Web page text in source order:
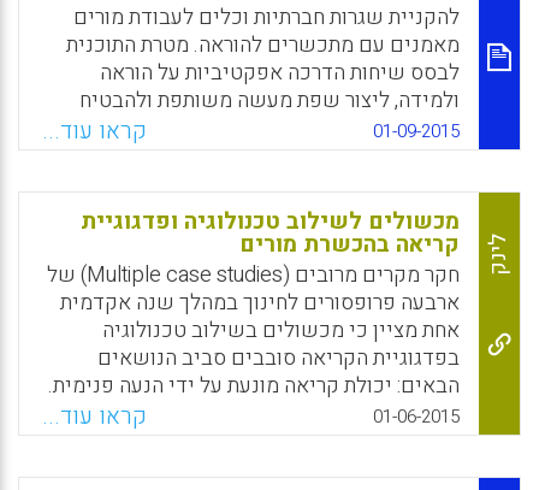
הבית-ספריים את תפקידם. החוקרים בקשו לבחון,
תוך הקשבה לזווית הראייה של מורים אלה, מהם
התביעות והגמולים של תפקיד דואלי זה וכיצד
בתי ספר ומורי מורים יכולים לתמוך בלמידה
המקצועית במסגרות פורמליות ובלתי-פורמליות
של מורים אלה (White, E., Dickenson, C., &
WhatsApp
Facebook
Email
X
להקניית שגרות חברתיות וכלים לעבודת מורים
מאמנים עם מתכשרים להוראה. מטרת התוכנית
לבסס שיחות הדרכה אפקטיביות על הוראה
ולמידה, ליצור שפת מעשה משותפת ולהבטיח
תמיכה הדדית שתאפשר נטילת סיכונים במשותף
בתהליך ההוראה. הכותבים מציינים שלושה
שינויים קונצפטואליים ומבניים בדרך העבודה
של מאמנים ומתכשרים שכללו בתוכנית המוצעת:
א) איזון האסימטריה המקובלת בין השותפים; ב)
מיקוד העבודה במספר מוגדר של דרכי הוראה
מתוכננות מראש; ג) בניית קהיליות של שותפים
לקראת שיפור הוראה ולמידה ולפיתוח מומחיות
(Thompson, J., Hagenah, S., Lohwasser, K.,
& Laxtonm K).
WhatsApp
Facebook
Email
X
01-09-2015 קראו עוד...
לינק
מכשולים לשילוב טכנולוגיה ופדגוגיית
קריאה בהכשרת מורים
חקר מקרים מרובים (Multiple case studies) של
ארבעה פרופסורים לחינוך במהלך שנה אקדמית
אחת מציין כי מכשולים בשילוב טכנולוגיה
בפדגוגיית הקריאה סובבים סביב הנושאים
הבאים: יכולת קריאה מונעת על ידי הנעה פנימית.
פרקטיקות נוכחיות המזניחות את הקריאה ב"עולם
האמיתי" מייצרות תלמידים היודעים כיצד לקרוא,
אלא שאין להם את התשוקה לקרוא. הלחצים
01-06-2015 קראו עוד...